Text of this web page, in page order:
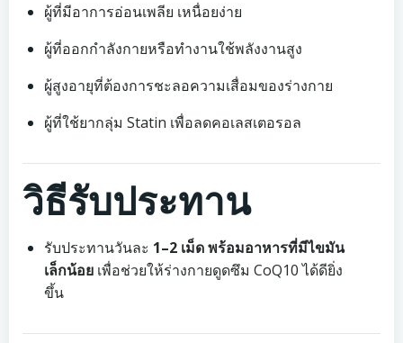
ผู้ที่มีอาการอ่อนเพลีย เหนื่อยง่าย
ผู้ที่ออกกำลังกายหรือทำงานใช้พลังงานสูง
ผู้สูงอายุที่ต้องการชะลอความเสื่อมของร่างกาย
ผู้ที่ใช้ยากลุ่ม Statin เพื่อลดคอเลสเตอรอล
วิธีรับประทาน
รับประทานวันละ 1–2 เม็ด พร้อมอาหารที่มีไขมัน
เล็กน้อย เพื่อช่วยให้ร่างกายดูดซึม CoQ10 ได้ดียิ่ง
ขึ้น